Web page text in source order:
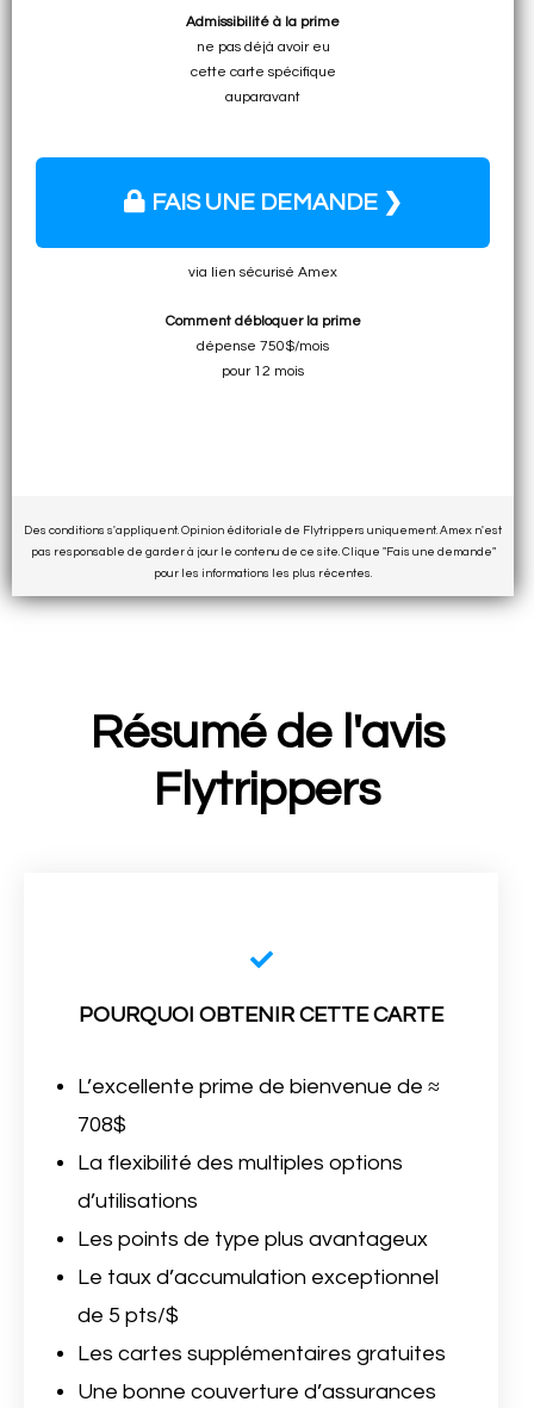
• ≈ 900$ à ≈ 1260$ pour vols spécifiques (cl. écon.)
• ≈ 900$ à 1200$ pour vols (tableau)
• 600$ pour n'importe quel dép. de voyage
Admissibilité à la prime
ne pas déjà avoir eu
cette carte spécifique
auparavant
FAIS UNE DEMANDE ❯
via lien sécurisé Amex
Comment débloquer la prime
dépense 750$/mois
pour 12 mois
Des conditions s'appliquent. Opinion éditoriale de Flytrippers uniquement. Amex n'est
pas responsable de garder à jour le contenu de ce site. Clique "Fais une demande"
pour les informations les plus récentes.
Résumé de l'avis
Flytrippers
POURQUOI OBTENIR CETTE CARTE
L’excellente prime de bienvenue de ≈
708$
La flexibilité des multiples options
d’utilisations
Les points de type plus avantageux
Le taux d’accumulation exceptionnel
de 5 pts/$
Les cartes supplémentaires gratuites
Une bonne couverture d’assurances